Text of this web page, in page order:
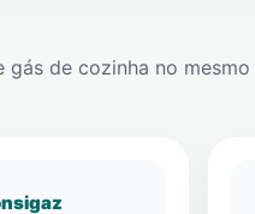
de cozinha no